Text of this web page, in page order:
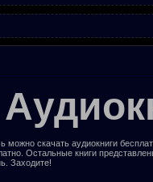
можно скачать аудиокниги
Остальные книги
Заходите!